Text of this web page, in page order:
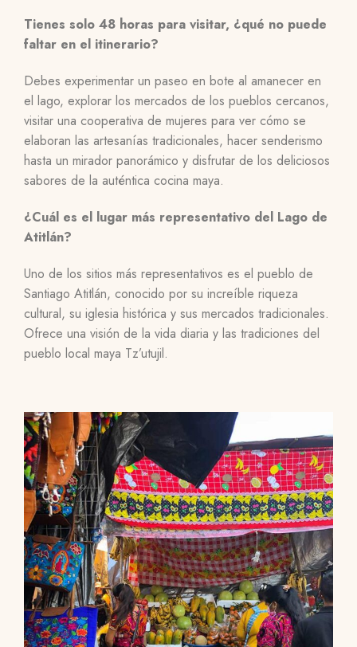
Tienes solo 48 horas para visitar, ¿qué no puede
faltar en el itinerario?
Debes experimentar un paseo en bote al amanecer en
el lago, explorar los mercados de los pueblos cercanos,
visitar una cooperativa de mujeres para ver cómo se
elaboran las artesanías tradicionales, hacer senderismo
hasta un mirador panorámico y disfrutar de los deliciosos
sabores de la auténtica cocina maya.
¿Cuál es el lugar más representativo del Lago de
Atitlán?
Uno de los sitios más representativos es el pueblo de
Santiago Atitlán, conocido por su increíble riqueza
cultural, su iglesia histórica y sus mercados tradicionales.
Ofrece una visión de la vida diaria y las tradiciones del
pueblo local maya Tz’utujil.